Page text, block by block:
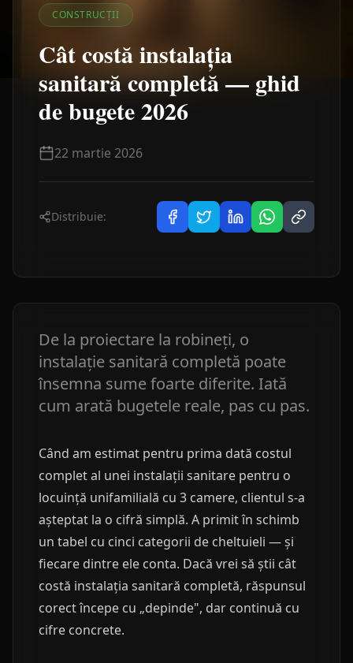
CONSTRUCȚII
Cât costă instalația
sanitară completă — ghid
de bugete 2026
22 martie 2026
Distribuie:
De la proiectare la robineți, o
instalație sanitară completă poate
însemna sume foarte diferite. Iată
cum arată bugetele reale, pas cu pas.
Când am estimat pentru prima dată costul
complet al unei instalații sanitare pentru o
locuință unifamilială cu 3 camere, clientul s-a
așteptat la o cifră simplă. A primit în schimb
un tabel cu cinci categorii de cheltuieli — și
fiecare dintre ele conta. Dacă vrei să știi cât
costă instalația sanitară completă, răspunsul
corect începe cu „depinde", dar continuă cu
cifre concrete.